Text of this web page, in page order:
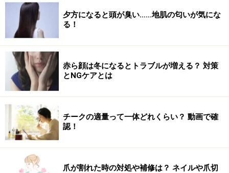
ローズマリーだけでもいいのですが、香りの良い
ダー
をブレンドしました。ラベンダーもヘアトニック効
果に優れます！
◆使い方
使う前には、よく振ります。そして頭皮にシュシュっと
吹きかけ、シャンプーをするときのように、頭皮をマッ
サージ。頭皮を動かすようにして気持ちの良い力加減で
行います。まんべんなく頭皮をほぐしましょう。血行が
促進されて、髪の毛の健康にも良いし頭痛を楽にしま
す。
夕方になると頭が臭い……地肌の匂いが気にな
る！
赤ら顔は冬になるとトラブルが増える？ 対策
とNGケアとは
チークの適量って一体どれくらい？ 動画で確
認！
爪が割れた時の対処や補修は？ ネイルや爪切